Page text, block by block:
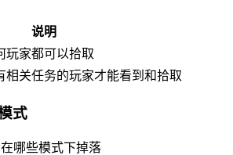
说明
玩家都可以拾取
相关任务的玩家才能看到和拾取
式
哪些模式下掉落